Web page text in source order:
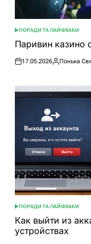
ОПУБЛІКУВАТИ
У
ПОРАДИ ТА ЛАЙФХАКИ
Паривин казино
Оприлюднено
17.05.2026
Опубліковано
Понька
ОПУБЛІКУВАТИ
У
ПОРАДИ ТА ЛАЙФХАКИ
Как выйти из
устройствах